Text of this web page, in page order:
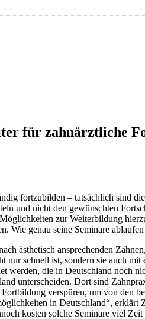
für zahnärztliche
fortzubilden – tatsächlich sind
und nicht den gewünschten
zur Weiterbildung
Wie genau seine Seminare
ästhetisch ansprechenden
nur schnell ist, sondern sie auch
werden, die in Deutschland noch
unterscheiden. Dort sind
verspüren, um von den
in Deutschland“,
kosten solche Seminare viel